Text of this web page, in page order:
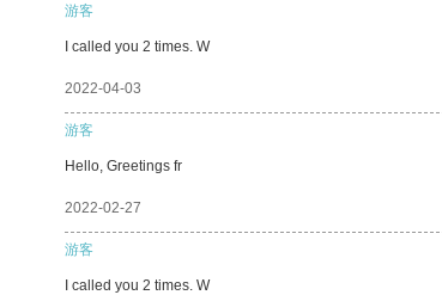
游客
I called you 2 times. W
2022-04-03
游客
Hello, Greetings fr
2022-02-27
游客
I called you 2 times. W